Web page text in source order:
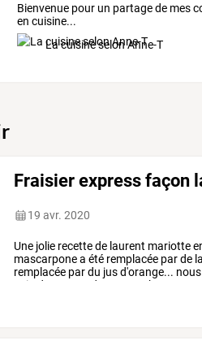
Bienvenue pour un partage de mes
en cuisine...
La cuisine selon Anne-T
Fraisier express façon
19 avr. 2020
Une jolie recettede laurent mariotte
mascarponea été remplacée parde la
remplacée pardu jusd'orange... nous
soin
de de proches